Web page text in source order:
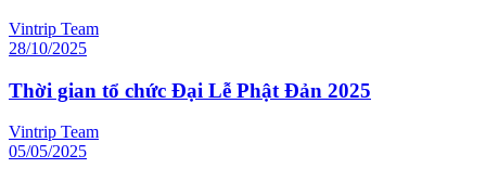
Vintrip Team
28/10/2025
Thời gian tổ chức Đại Lễ Phật Đản 2025
Vintrip Team
05/05/2025